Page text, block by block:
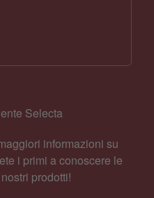
Selecta
informazioni su
i primi a conoscere le
prodotti!